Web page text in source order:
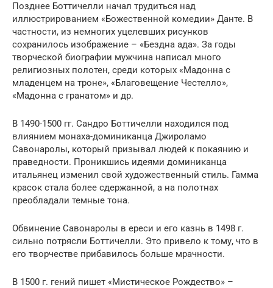
Позднее Боттичелли начал трудиться над
иллюстрированием «Божественной комедии» Данте. В
частности, из немногих уцелевших рисунков
сохранилось изображение – «Бездна ада». За годы
творческой биографии мужчина написал много
религиозных полотен, среди которых «Мадонна с
младенцем на троне», «Благовещение Честелло»,
«Мадонна с гранатом» и др.
В 1490-1500 гг. Сандро Боттичелли находился под
влиянием монаха-доминиканца Джироламо
Савонаролы, который призывал людей к покаянию и
праведности. Проникшись идеями доминиканца
итальянец изменил свой художественный стиль. Гамма
красок стала более сдержанной, а на полотнах
преобладали темные тона.
Обвинение Савонаролы в ереси и его казнь в 1498 г.
сильно потрясли Боттичелли. Это привело к тому, что в
его творчестве прибавилось больше мрачности.
В 1500 г. гений пишет «Мистическое Рождество» –